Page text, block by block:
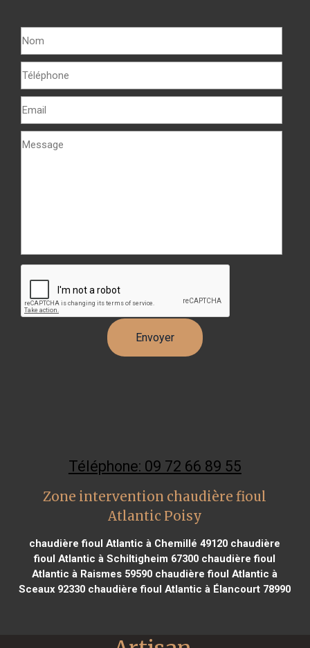
Téléphone: 09 72 66 89 55
Zone intervention chaudière fioul
Atlantic Poisy
chaudière fioul Atlantic à Chemillé 49120 chaudière
fioul Atlantic à Schiltigheim 67300 chaudière fioul
Atlantic à Raismes 59590 chaudière fioul Atlantic à
Sceaux 92330 chaudière fioul Atlantic à Élancourt 78990